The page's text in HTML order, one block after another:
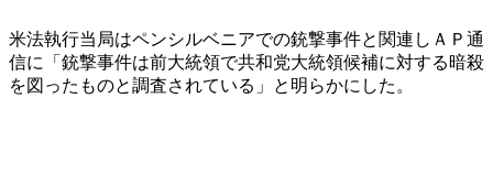
米法執行当局はペンシルベニアでの銃撃事件と関連しＡＰ通
信に「銃撃事件は前大統領で共和党大統領候補に対する暗殺
を図ったものと調査されている」と明らかにした。